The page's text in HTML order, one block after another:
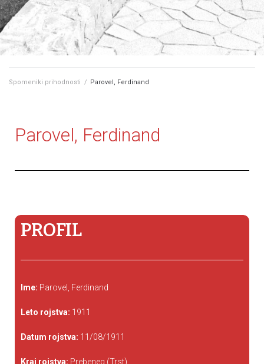
Spomeniki prihodnosti / Parovel, Ferdinand
Parovel, Ferdinand
PROFIL
Ime: Parovel, Ferdinand
Leto rojstva: 1911
Datum rojstva: 11/08/1911
Kraj rojstva: Prebeneg (Trst)